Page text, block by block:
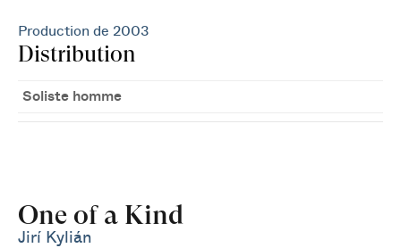
Production de 2003
Distribution
Soliste homme
One of a Kind
Jirí Kylián